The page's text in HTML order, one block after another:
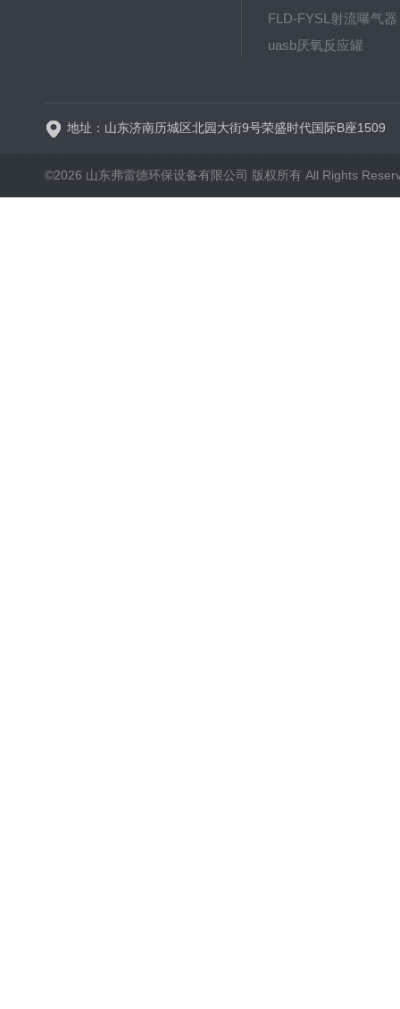
FLD-FYSL射流曝气器
uasb厌氧反应罐
地址：山东济南历城区北园大街9号荣盛时代国际B座1509
©2026 山东弗雷德环保设备有限公司 版权所有 All Rights